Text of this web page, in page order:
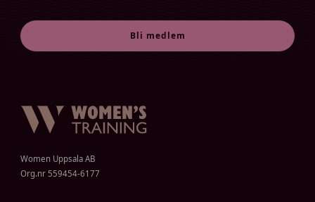
Bli medlem
Women Uppsala AB
Org.nr 559454-6177